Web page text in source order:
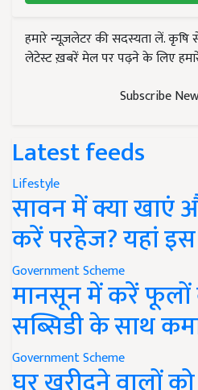
हमारे न्यूज़लेटर की सदस्यता लें.
लेटेस्ट ख़बरें मेल पर पढ़ने के लिए
Subscribe
Latest feeds
Lifestyle
सावन में क्या खाएं
करें परहेज? यहां
Government Scheme
मानसून में करें फूलों
सब्सिडी के साथ
Government Scheme